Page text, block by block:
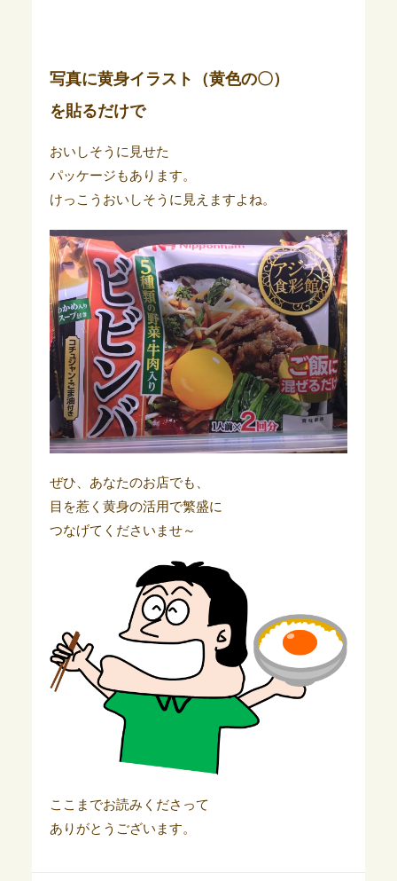
写真に黄身イラスト（黄色の〇）
を貼るだけで
おいしそうに見せた
パッケージもあります。
けっこうおいしそうに見えますよね。
ぜひ、あなたのお店でも、
目を惹く黄身の活用で繁盛に
つなげてくださいませ～
ここまでお読みくださって
ありがとうございます。